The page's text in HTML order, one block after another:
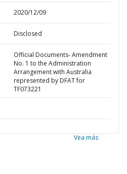
2020/12/09
Disclosed
Official Documents- Amendment
No. 1 to the Administration
Arrangement with Australia
represented by DFAT for
TF073221
Vea más